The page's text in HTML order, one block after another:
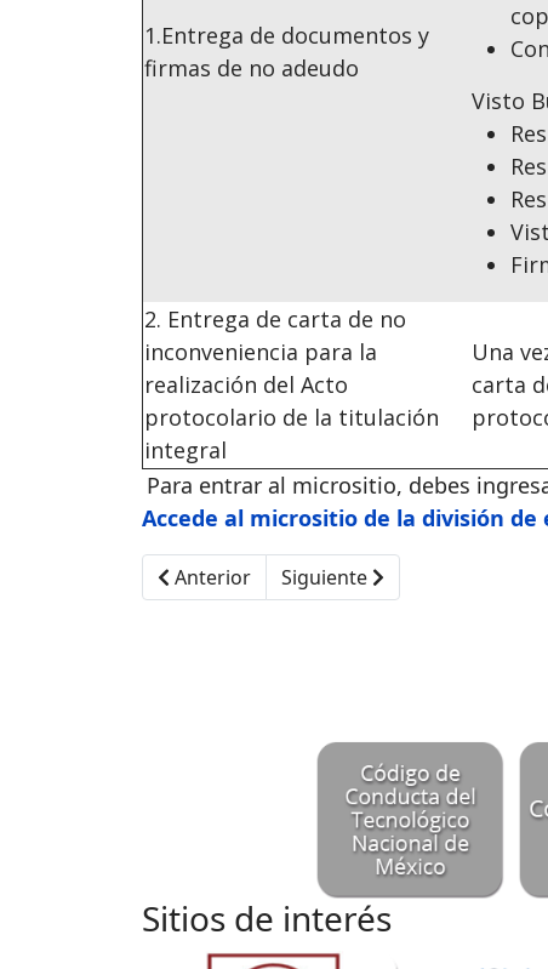
1.Entrega de documentos y
firmas de no adeudo
Visto
2. Entrega de carta de no
inconveniencia para la
realización del Acto
protocolario de la titulación
integral
Una
carta
Para entrar al micrositio, debes
Accede al micrositio de la división
Artículo anterior: Proceso de Reinscripción
Anterior Artículo siguiente: Seguro
Siguiente
Sitios de interés